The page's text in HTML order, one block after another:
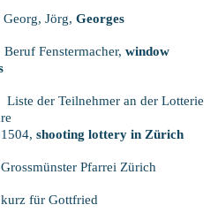
Georg, Jörg, Georges
Beruf Fenstermacher, window
Liste der Teilnehmer an der Lotterie
1504, shooting lottery in Zürich
Grossmünster Pfarrei Zürich
kurz für Gottfried